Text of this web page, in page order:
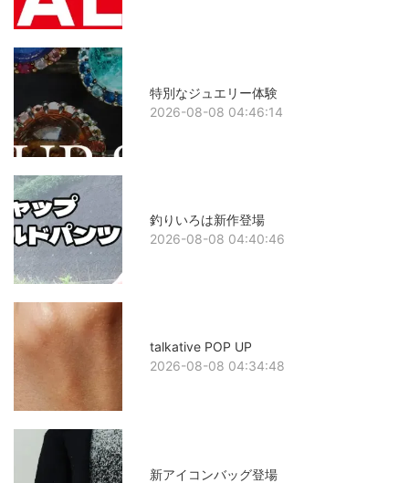
特別なジュエリー体験
2026-08-08 04:46:14
釣りいろは新作登場
2026-08-08 04:40:46
talkative POP UP
2026-08-08 04:34:48
新アイコンバッグ登場